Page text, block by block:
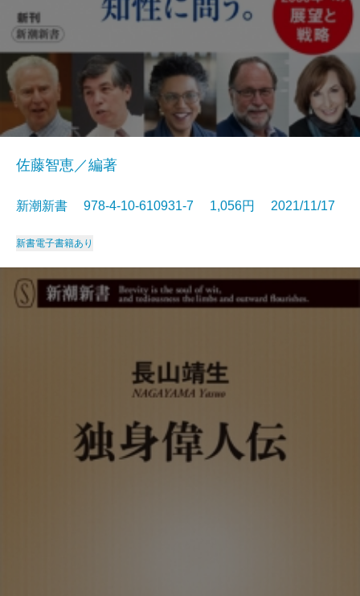
佐藤智恵／編著
新潮新書 978-4-10-610931-7 1,056円 2021/11/17
新書電子書籍あり